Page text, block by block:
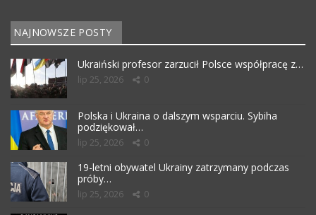
NAJNOWSZE POSTY
Ukraiński profesor zarzucił Polsce współpracę z…
lip 25, 2026 0
Polska i Ukraina o dalszym wsparciu. Sybiha
podziękował…
lip 25, 2026 0
19-letni obywatel Ukrainy zatrzymany podczas
próby…
lip 25, 2026 0